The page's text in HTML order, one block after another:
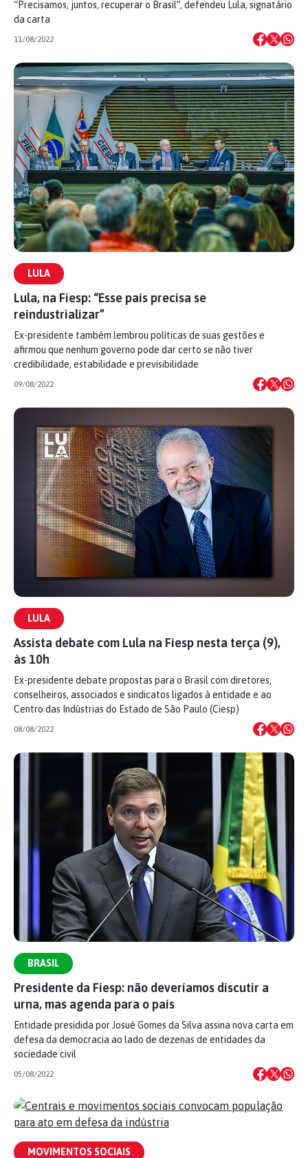
“Precisamos, juntos, recuperar o Brasil”, defendeu Lula, signatário
da carta
11/08/2022
LULA
Lula, na Fiesp: “Esse país precisa se
reindustrializar”
Ex-presidente também lembrou políticas de suas gestões e
afirmou que nenhum governo pode dar certo se não tiver
credibilidade, estabilidade e previsibilidade
09/08/2022
LULA
Assista debate com Lula na Fiesp nesta terça (9),
às 10h
Ex-presidente debate propostas para o Brasil com diretores,
conselheiros, associados e sindicatos ligados à entidade e ao
Centro das Indústrias do Estado de São Paulo (Ciesp)
08/08/2022
BRASIL
Presidente da Fiesp: não deveríamos discutir a
urna, mas agenda para o país
Entidade presidida por Josué Gomes da Silva assina nova carta em
defesa da democracia ao lado de dezenas de entidades da
sociedade civil
05/08/2022
MOVIMENTOS SOCIAIS